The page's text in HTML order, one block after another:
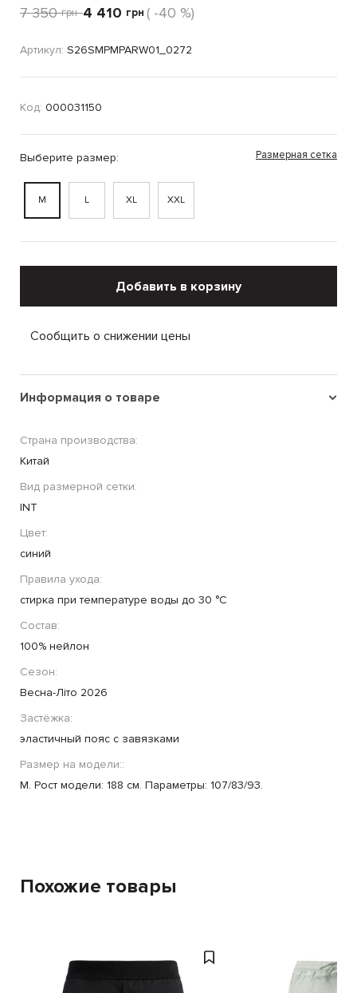
7 350 грн 4 410 грн ( -40 %)
Артикул: S26SMPMPARW01_0272
Код: 000031150
Выберите размер:
M L XL XXL
Размерная сетка
Добавить в корзину
Сообщить о снижении цены
Информация о товаре
Страна производства:
Китай
Вид размерной сетки:
INT
Цвет:
синий
Правила ухода:
стирка при температуре воды до 30 °C
Состав:
100% нейлон
Сезон:
Весна-Літо 2026
Застёжка:
эластичный пояс с завязками
Размер на модели::
М. Рост модели: 188 см. Параметры: 107/83/93.
Похожие товары